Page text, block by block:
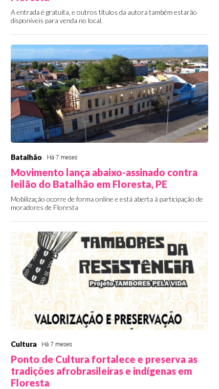
A entrada é gratuita, e outros títulos da autora também estarão
disponíveis para venda no local.
Batalhão Há 7 meses
Movimento lança abaixo-assinado contra
leilão do Batalhão em Floresta, PE
Mobilização ocorre de forma online e está aberta à participação de
moradores de Floresta
Cultura Há 7 meses
Ponto de Cultura fortalece e preserva as
tradições afrobrasileiras e indígenas em
Floresta